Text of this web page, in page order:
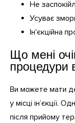
Не
Усуває
Ін'єкційна
Що мені
процедури
Ви можете мати
у місці ін’єкції.
після прийому